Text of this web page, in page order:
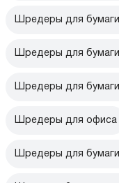
Шредеры для
Шредеры для
Шредеры для
Шредеры для офиса
Шредеры для бумаги